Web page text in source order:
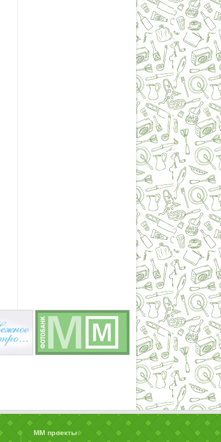
ММ проекты